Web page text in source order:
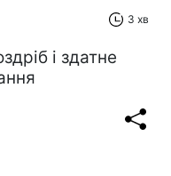
3 хв
і здатне